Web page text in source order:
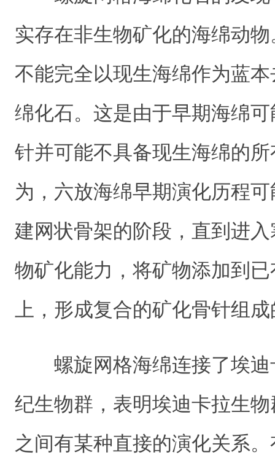
实存在非生物矿化的海绵动
不能完全以现生海绵作为蓝
绵化石。这是由于早期海绵
针并可能不具备现生海绵的
为，六放海绵早期演化历程
建网状骨架的阶段，直到进
物矿化能力，将矿物添加到
上，形成复合的矿化骨针组
螺旋网格海绵连接了埃
纪生物群，表明埃迪卡拉生
之间有某种直接的演化关系